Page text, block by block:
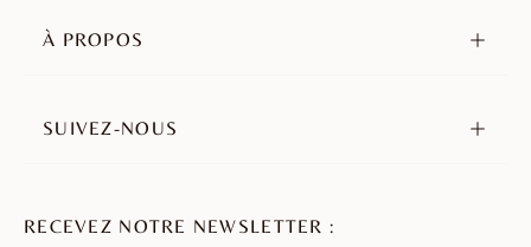
À PROPOS
Nos engagements
SUIVEZ-NOUS
Pinterest
RECEVEZ NOTRE NEWSLETTER :